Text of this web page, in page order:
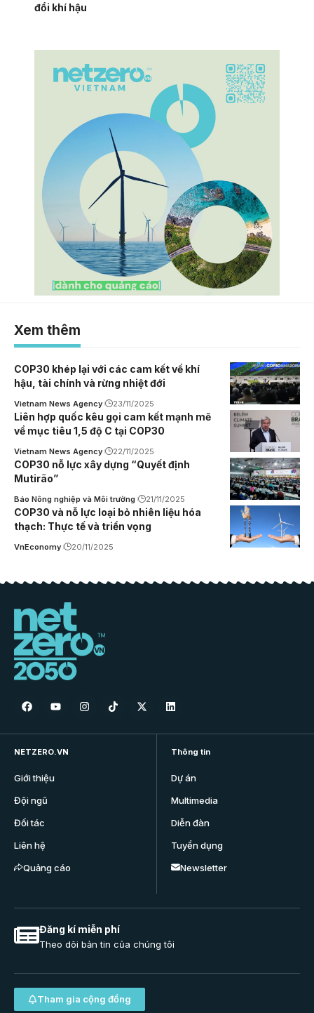
đổi khí hậu
Xem thêm
COP30 khép lại với các cam kết về khí
hậu, tài chính và rừng nhiệt đới
Vietnam News Agency 23/11/2025
Liên hợp quốc kêu gọi cam kết mạnh mẽ
về mục tiêu 1,5 độ C tại COP30
Vietnam News Agency 22/11/2025
COP30 nỗ lực xây dựng “Quyết định
Mutirão”
Báo Nông nghiệp và Môi trường 21/11/2025
COP30 và nỗ lực loại bỏ nhiên liệu hóa
thạch: Thực tế và triển vọng
VnEconomy 20/11/2025
NETZERO.VN
Giới thiệu
Đội ngũ
Đối tác
Liên hệ
Quảng cáo
Thông tin
Dự án
Multimedia
Diễn đàn
Tuyển dụng
Newsletter
Đăng kí miễn phí
Theo dõi bản tin của chúng tôi
Tham gia cộng đồng